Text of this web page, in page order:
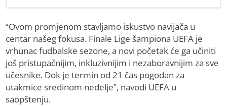
“Ovom promjenom stavljamo iskustvo navijača u
centar našeg fokusa. Finale Lige šampiona UEFA je
vrhunac fudbalske sezone, a novi početak će ga učiniti
još pristupačnijim, inkluzivnijim i nezaboravnijim za sve
učesnike. Dok je termin od 21 čas pogodan za
utakmice sredinom nedelje”, navodi UEFA u
saopštenju.